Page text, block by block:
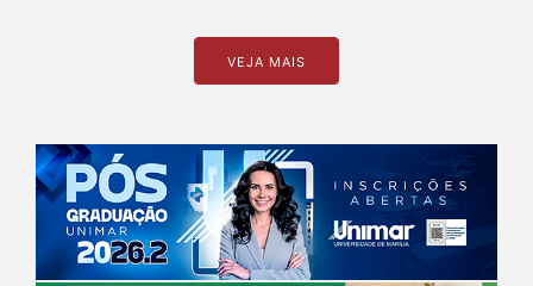
VEJA MAIS